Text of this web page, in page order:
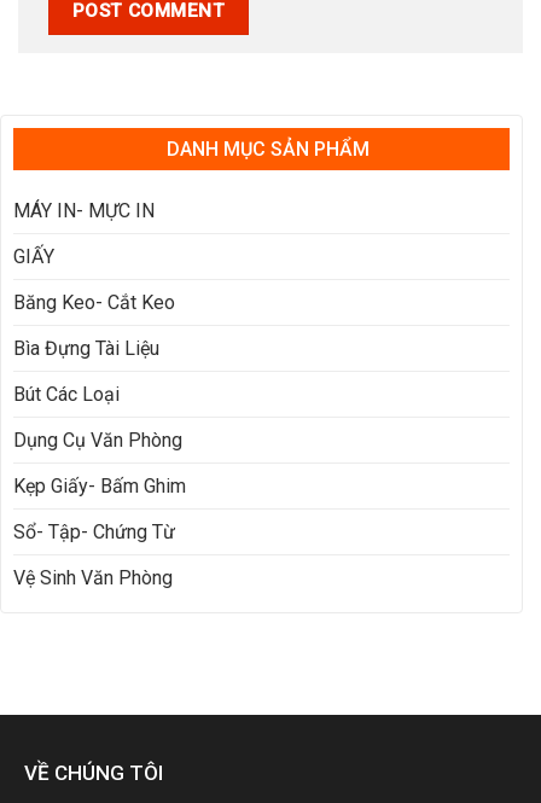
DANH MỤC SẢN PHẨM
MÁY IN- MỰC IN
GIẤY
Băng Keo- Cắt Keo
Bìa Đựng Tài Liệu
Bút Các Loại
Dụng Cụ Văn Phòng
Kẹp Giấy- Bấm Ghim
Sổ- Tập- Chứng Từ
Vệ Sinh Văn Phòng
VỀ CHÚNG TÔI